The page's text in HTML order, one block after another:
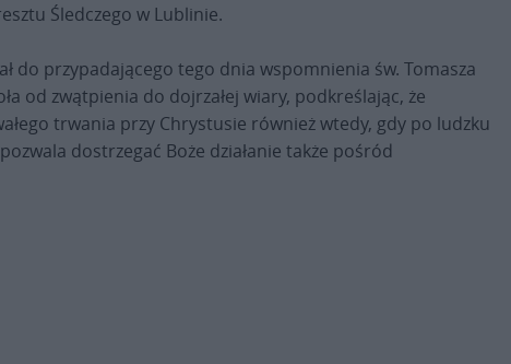
Śledczego w Lublinie.
do przypadającego tego dnia wspomnienia św. Tomasza
od zwątpienia do dojrzałej wiary, podkreślając, że
trwania przy Chrystusie również wtedy, gdy po ludzku
dostrzegać Boże działanie także pośród